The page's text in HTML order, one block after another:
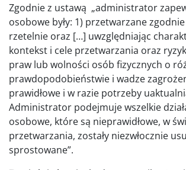
Zgodnie z ustawą „administrator
osobowe były: 1) przetwarzane
rzetelnie oraz […] uwzględniając
kontekst i cele przetwarzania oraz
praw lub wolności osób fizycznych o
prawdopodobieństwie i wadze
prawidłowe i w razie potrzeby
Administrator podejmuje wszelkie
osobowe, które są nieprawidłowe, w
przetwarzania, zostały niezwłocznie
sprostowane”.